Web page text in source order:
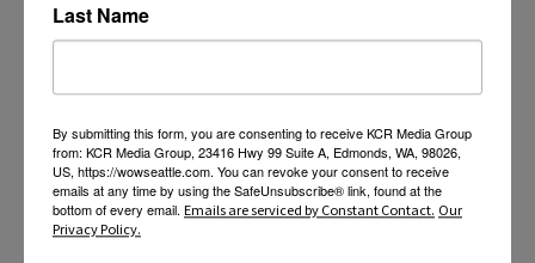
Last Name
By submitting this form, you are consenting to receive KCR Media Group
from: KCR Media Group, 23416 Hwy 99 Suite A, Edmonds, WA, 98026,
US, https://wowseattle.com. You can revoke your consent to receive
emails at any time by using the SafeUnsubscribe® link, found at the
bottom of every email. Emails are serviced by Constant Contact. Our
Privacy Policy.